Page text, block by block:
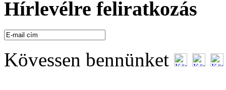
Hírlevélre feliratkozás
Kövessen bennünket